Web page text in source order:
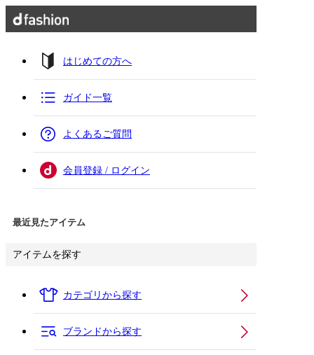
はじめての方へ
ガイド一覧
よくあるご質問
会員登録 / ログイン
最近見たアイテム
アイテムを探す
カテゴリから探す
ブランドから探す